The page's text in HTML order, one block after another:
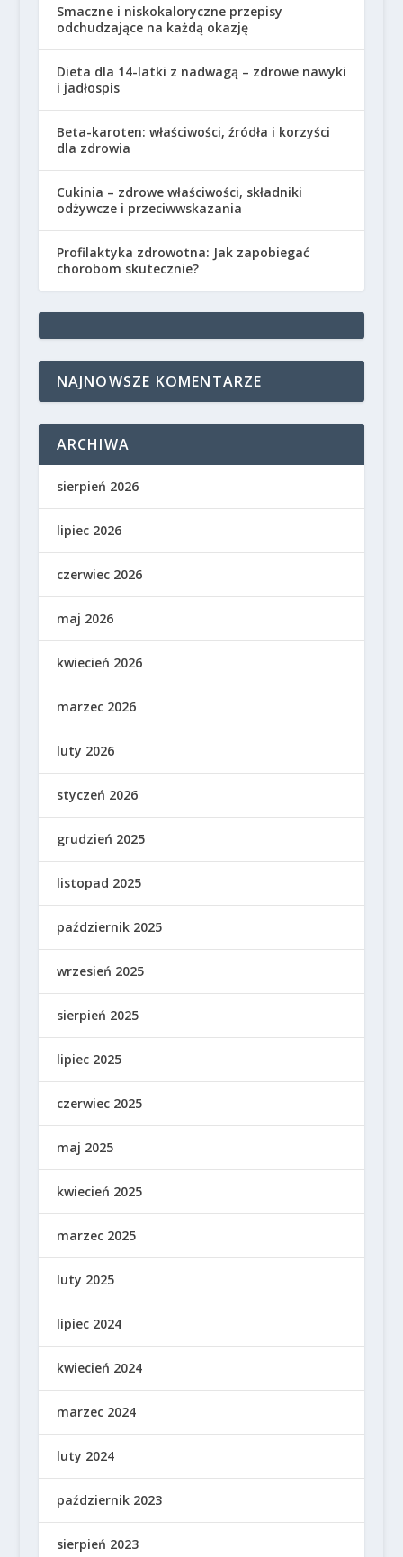
Smaczne i niskokaloryczne przepisy
odchudzające na każdą okazję
Dieta dla 14-latki z nadwagą – zdrowe nawyki
i jadłospis
Beta-karoten: właściwości, źródła i korzyści
dla zdrowia
Cukinia – zdrowe właściwości, składniki
odżywcze i przeciwwskazania
Profilaktyka zdrowotna: Jak zapobiegać
chorobom skutecznie?
NAJNOWSZE KOMENTARZE
ARCHIWA
sierpień 2026
lipiec 2026
czerwiec 2026
maj 2026
kwiecień 2026
marzec 2026
luty 2026
styczeń 2026
grudzień 2025
listopad 2025
październik 2025
wrzesień 2025
sierpień 2025
lipiec 2025
czerwiec 2025
maj 2025
kwiecień 2025
marzec 2025
luty 2025
lipiec 2024
kwiecień 2024
marzec 2024
luty 2024
październik 2023
sierpień 2023